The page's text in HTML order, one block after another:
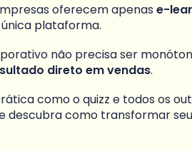
oferecem apenas e-
plataforma.
não precisa ser
direto em vendas.
como o quizz e todos os
descubra como transformar